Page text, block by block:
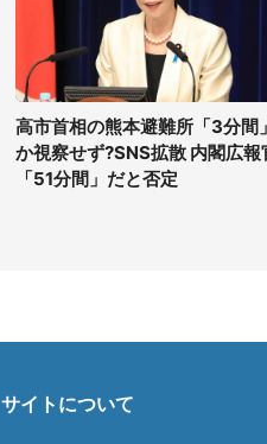
高市首相の熊本避難所「3分間
か視察せず?SNS拡散 内閣広報
「51分間」だと否定
サイトについて